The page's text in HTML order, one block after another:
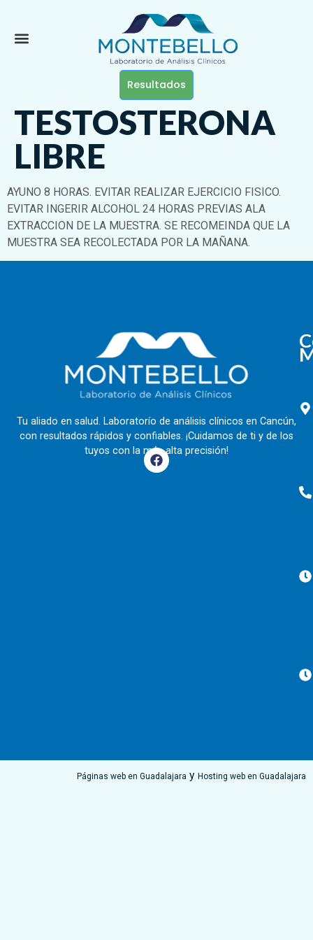
Resultados
TESTOSTERONA
LIBRE
AYUNO 8 HORAS. EVITAR REALIZAR EJERCICIO FISICO.
EVITAR INGERIR ALCOHOL 24 HORAS PREVIAS ALA
EXTRACCION DE LA MUESTRA. SE RECOMEINDA QUE LA
MUESTRA SEA RECOLECTADA POR LA MAÑANA.
Tu aliado en salud. Laboratorío de análisis clínicos en Cancún,
con resultados rápidos y confiables. ¡Cuidamos de ti y de los
tuyos con la más alta precisión!
Páginas web en Guadalajara y Hosting web en Guadalajara